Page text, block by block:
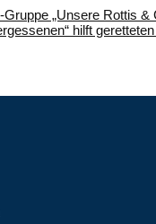
Gruppe „Unsere Rottis &
hilft